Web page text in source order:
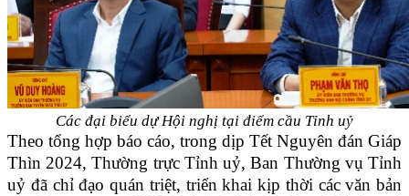
Các đại biểu dự Hội nghị tại điểm cầu Tỉnh uỷ
Theo tổng hợp báo cáo, trong dịp Tết Nguyên đán Giáp
Thìn 2024, Thường trực Tỉnh uỷ, Ban Thường vụ Tỉnh
uỷ đã chỉ đạo quán triệt, triển khai kịp thời các văn bản